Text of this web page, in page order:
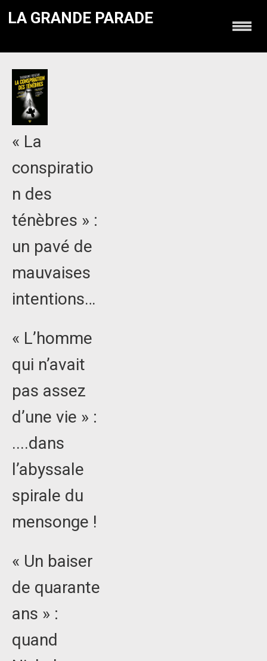
LA GRANDE PARADE
« La
conspiratio
n des
ténèbres » :
un pavé de
mauvaises
intentions…
« L’homme
qui n’avait
pas assez
d’une vie » :
....dans
l’abyssale
spirale du
mensonge !
« Un baiser
de quarante
ans » :
quand